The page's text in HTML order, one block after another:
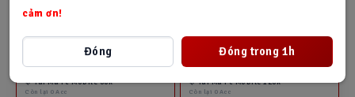
🎊 Túi Mù Fc Mobile 80k
Còn lại 0 Acc
🎊 Túi Mù Fc Mobile 120k
Còn lại 0 Acc
cảm ơn!
Đóng Đóng trong 1h